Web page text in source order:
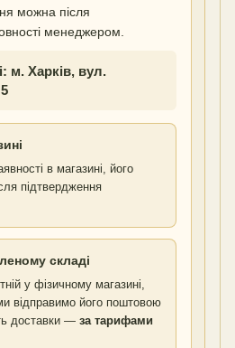
можна після
менеджером.
м. Харків, вул.
в магазині, його
підтвердження
складі
у фізичному магазині,
відправимо його поштовою
доставки — за тарифами